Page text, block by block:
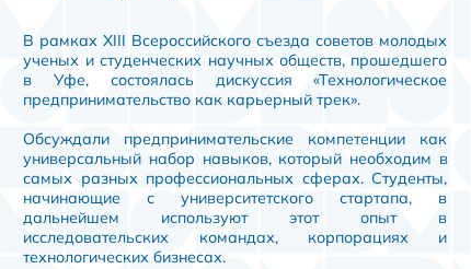
В рамках XIII Всероссийского съезда советов молодых
ученых и студенческих научных обществ, прошедшего
в Уфе, состоялась дискуссия «Технологическое
предпринимательство как карьерный трек».
Обсуждали предпринимательские компетенции как
универсальный набор навыков, который необходим в
самых разных профессиональных сферах. Студенты,
начинающие с университетского стартапа, в
дальнейшем используют этот опыт в
исследовательских командах, корпорациях и
технологических бизнесах.